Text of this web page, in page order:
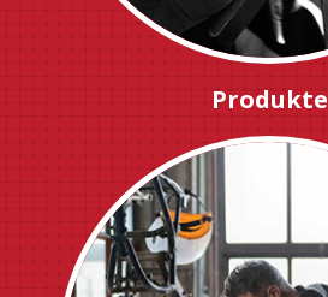
Produkte